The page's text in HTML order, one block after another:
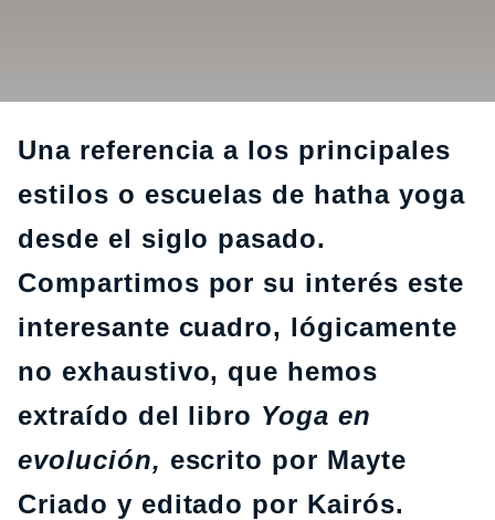
Una referencia a los principales
estilos o escuelas de hatha yoga
desde el siglo pasado.
Compartimos por su interés este
interesante cuadro, lógicamente
no exhaustivo, que hemos
extraído del libro Yoga en
evolución, escrito por Mayte
Criado y editado por Kairós.